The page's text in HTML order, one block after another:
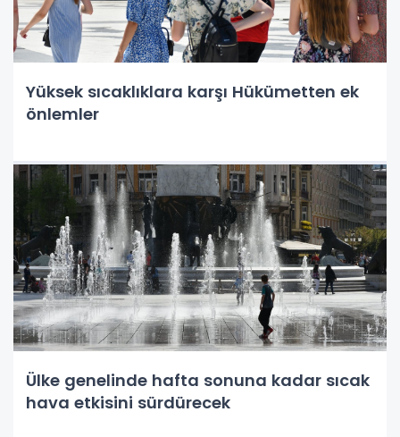
Yüksek sıcaklıklara karşı Hükümetten ek
önlemler
Ülke genelinde hafta sonuna kadar sıcak
hava etkisini sürdürecek